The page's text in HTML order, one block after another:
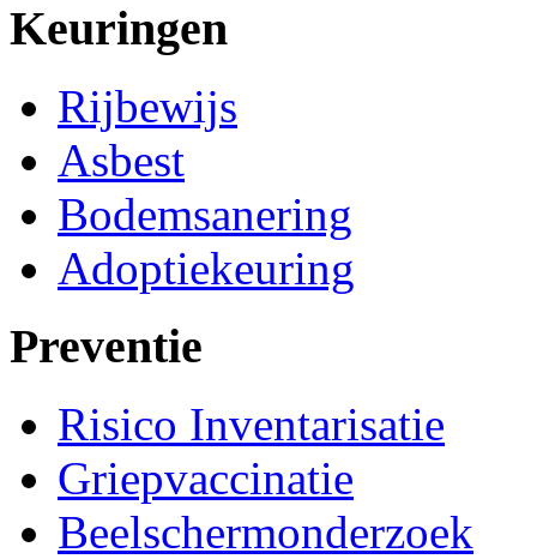
Keuringen
Rijbewijs
Asbest
Bodemsanering
Adoptiekeuring
Preventie
Risico Inventarisatie
Griepvaccinatie
Beelschermonderzoek